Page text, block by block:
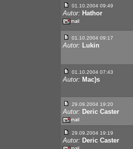
01.10.2004 09:49
Autor: Hathor
01.10.2004 09:17
Autor: Lukin
01.10.2004 07:43
Autor: Mac)s
29.09.2004 19:20
Autor: Deric Caster
29.09.2004 19:19
Autor: Deric Caster